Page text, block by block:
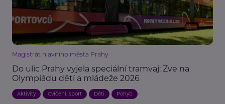
Magistrát hlavního města Prahy
Do ulic Prahy vyjela speciální tramvaj: Zve na
Olympiádu dětí a mládeže 2026
Aktivity Cvičení, sport Děti Pohyb